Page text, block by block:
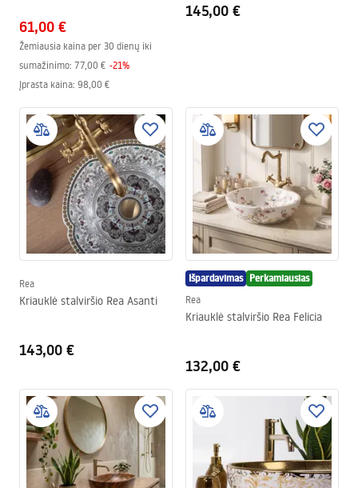
61,00 €
Žemiausia kaina per 30 dienų iki
sumažinimo: 77,00 € -21%
Įprasta kaina: 98,00 €
145,00 €
Rea
Kriauklė stalviršio Rea Asanti
143,00 €
Išpardavimas Perkamiausias
Rea
Kriauklė stalviršio Rea Felicia
132,00 €